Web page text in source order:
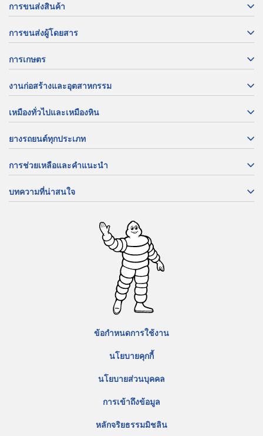
การขนส่งสินค้า
การขนส่งผู้โดยสาร
การเกษตร
งานก่อสร้างและอุตสาหกรรม
เหมืองทั่วไปและเหมืองหิน
ยางรถยนต์ทุกประเภท
การช่วยเหลือและคำแนะนำ
บทความที่น่าสนใจ
ข้อกำหนดการใช้งาน
นโยบายคุกกี้
นโยบายส่วนบุคคล
การเข้าถึงข้อมูล
หลักจริยธรรมมิชลิน